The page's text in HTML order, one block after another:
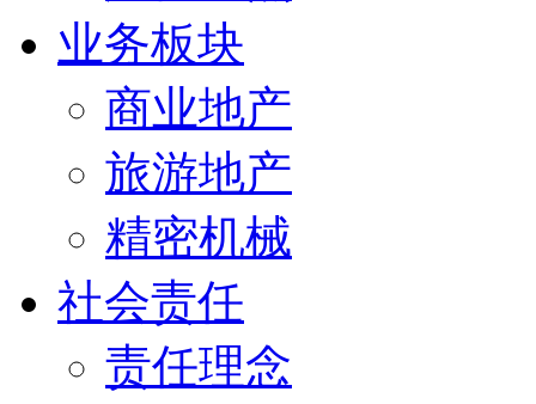
业务板块
商业地产
旅游地产
精密机械
社会责任
责任理念